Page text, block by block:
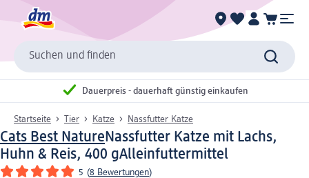
Suchen und finden
Dauerpreis - dauerhaft günstig einkaufen
Startseite Tier Katze Nassfutter Katze
Cats Best NatureNassfutter Katze mit Lachs,
Huhn & Reis, 400 gAlleinfuttermittel
5 (8 Bewertungen)